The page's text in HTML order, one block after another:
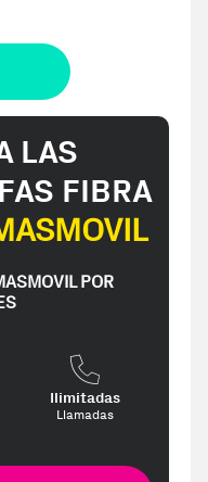
LAS
FIBRA
POR
Ilimitadas
Llamadas